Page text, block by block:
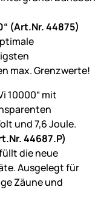
(Art.Nr. 44875)
max. Grenzwerte!
44687.P)
die neue
Ausgelegt für
Zäune und